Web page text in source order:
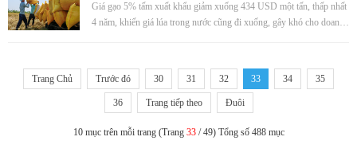
Giá gạo 5% tấm xuất khẩu giảm xuống 434 USD một tấn, thấp nhất
4 năm, khiến giá lúa trong nước cũng đi xuống, gây khó cho doanh
Trang Chủ Trước đó 30 31 32 33 34 35
36 Trang tiếp theo Đuôi
10 mục trên mỗi trang (Trang 33/ 49) Tổng số 488 mục